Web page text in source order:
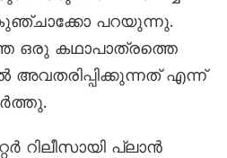
പറയുന്നു.
ഒരു കഥാപാത്രത്തെ
എന്ന്
റിലീസായി പ്ലാൻ